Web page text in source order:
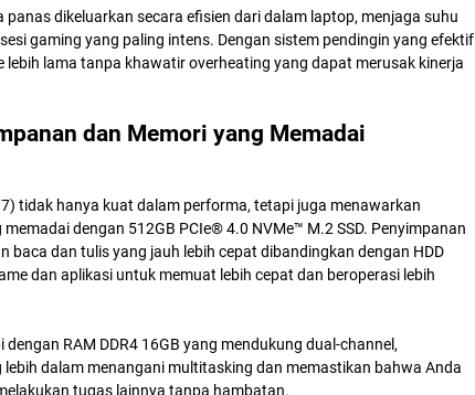
panas dikeluarkan secara efisien dari dalam laptop, menjaga suhu
gaming yang paling intens. Dengan sistem pendingin yang efektif
lebih lama tanpa khawatir overheating yang dapat merusak kinerja
dan Memori yang Memadai
tidak hanya kuat dalam performa, tetapi juga menawarkan
dengan 512GB PCIe® 4.0 NVMe™ M.2 SSD. Penyimpanan
baca dan tulis yang jauh lebih cepat dibandingkan dengan HDD
dan aplikasi untuk memuat lebih cepat dan beroperasi lebih
RAM DDR4 16GB yang mendukung dual-channel,
dalam menangani multitasking dan memastikan bahwa Anda
tugas lainnya tanpa hambatan.